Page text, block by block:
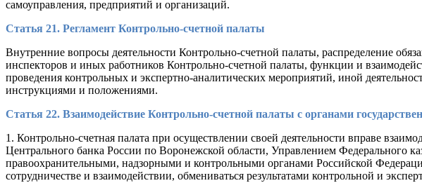
самоуправления, предприятий и организаций.
Статья 21. Регламент Контрольно-счетной палаты
Внутренние вопросы деятельности Контрольно-счетной палаты, распределение
инспекторов и иных работников Контрольно-счетной палаты, функции и
проведения контрольных и экспертно-аналитических мероприятий, иной
инструкциями и положениями.
Статья 22. Взаимодействие Контрольно-счетной палаты с органами
1. Контрольно-счетная палата при осуществлении своей деятельности вправе
Центрального банка России по Воронежской области, Управлением Федерального
правоохранительными, надзорными и контрольными органами Российской
сотрудничестве и взаимодействии, обмениваться результатами контрольной и